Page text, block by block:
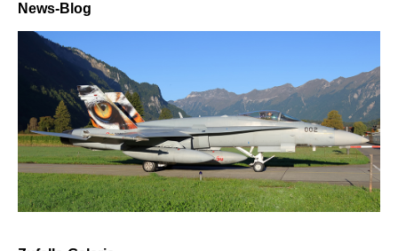
News-Blog